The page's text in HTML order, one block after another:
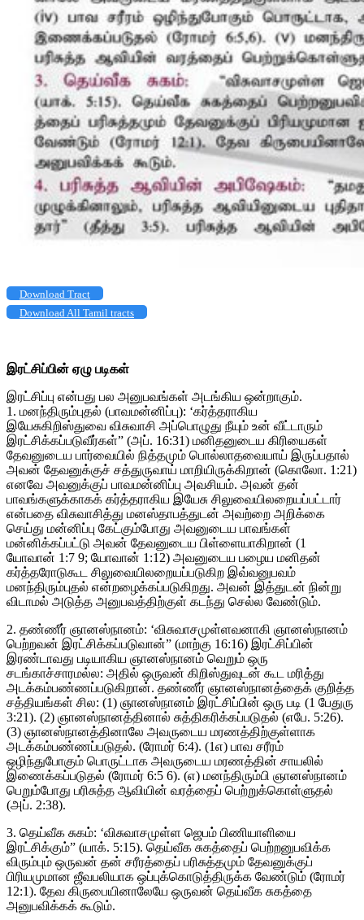
Download Tract
Download All Tamil tracts
இரட்சிப்பின் ஏழு படிகள்
இரட்சிப்பு என்பது பல அனுபவங்கள் அடங்கிய ஒன்றாகும்.
1. மனந்திரும்புதல் (பாவமன்னிப்பு): ‘கர்த்தராகிய
இயேசுகிறிஸ்துவை விசுவாசி அப்பொழுது நீயும் உன் வீட்டாரும்
இரட்சிக்கப்படுவீர்கள்” (அப். 16:31) மனிதனுடைய கிரியைகள்
தேவனுடைய பார்வையில் நித்தமும் பொல்லாதவையாய் இருப்பதால்
அவன் தேவனுக்குச் சத்துருவாய் மாறியிருக்கிறான் (கொலோ. 1:21)
எனவே அவனுக்குப் பாவமன்னிப்பு அவசியம். அவன் தன்
பாவங்களுக்காகக் கர்த்தராகிய இயேசு சிலுவையிலறையப்பட்டார்
என்பதை விசுவாசித்து மனஸ்தாபத்துடன் அவற்றை அறிக்கை
செய்து மன்னிப்பு கேட்கும்போது அவனுடைய பாவங்கள்
மன்னிக்கப்பட்டு அவன் தேவனுடைய பிள்ளையாகிறான் (1
யோவான் 1:7 9; யோவான் 1:12) அவனுடைய பழைய மனிதன்
கர்த்தரோடுகூட சிலுவையிலறையப்படுகிற இவ்வனுபவம்
மனந்திரும்புதல் என்றழைக்கப்படுகிறது. அவன் இத்துடன் நின்று
விடாமல் அடுத்த அனுபவத்திற்குள் கடந்து செல்ல வேண்டும்.
2. தண்ணீர் ஞானஸ்நானம்: ‘விசுவாசமுள்ளவனாகி ஞானஸ்நானம்
பெற்றவன் இரட்சிக்கப்படுவான்” (மாற்கு 16:16) இரட்சிப்பின்
இரண்டாவது படியாகிய ஞானஸ்நானம் வெறும் ஒரு
சடங்காச்சாரமல்ல: அதில் ஒருவன் கிறிஸ்துவுடன் கூட மரித்து
அடக்கம்பண்ணப்படுகிறான். தண்ணீர் ஞானஸ்நானத்தைக் குறித்த
சத்தியங்கள் சில: (1) ஞானஸ்நானம் இரட்சிப்பின் ஒரு படி (1 பேதுரு
3:21). (2) ஞானஸ்நானத்தினால் சுத்திகரிக்கப்படுதல் (எபே. 5:26).
(3) ஞானஸ்நானத்தினாலே அவருடைய மரணத்திற்குள்ளாக
அடக்கம்பண்ணப்படுதல். (ரோமர் 6:4). (1எ) பாவ சரீரம்
ஒழிந்துபோகும் பொருட்டாக அவருடைய மரணத்தின் சாயலில்
இணைக்கப்படுதல் (ரோமர் 6:5 6). (எ) மனந்திரும்பி ஞானஸ்நானம்
பெறும்போது பரிசுத்த ஆவியின் வரத்தைப் பெற்றுக்கொள்ளுதல்
(அப். 2:38).
3. தெய்வீக சுகம்: ‘விசுவாசமுள்ள ஜெபம் பிணியாளியை
இரட்சிக்கும்” (யாக். 5:15). தெய்வீக சுகத்தைப் பெற்றனுபவிக்க
விரும்பும் ஒருவன் தன் சரீரத்தைப் பரிசுத்தமும் தேவனுக்குப்
பிரியமுமான ஜீவபலியாக ஒப்புக்கொடுத்திருக்க வேண்டும் (ரோமர்
12:1). தேவ கிருபையினாலேயே ஒருவன் தெய்வீக சுகத்தை
அனுபவிக்கக் கூடும்.